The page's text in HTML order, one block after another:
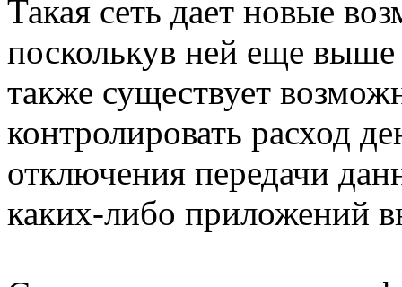
Такая сеть дает новые
посколькув ней еще выше
также существует
контролировать расход
отключения передачи
каких-либо приложений